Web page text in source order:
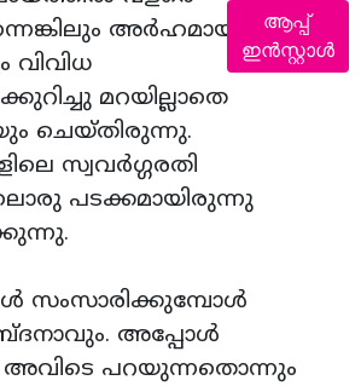
അർഹമായ
മറയില്ലാതെ
ചെയ്തിരുന്നു.
സ്വവർഗ്ഗരതി
പടക്കമായിരുന്നു
സംസാരിക്കുമ്പോൾ
അപ്പോൾ
അവിടെ പറയുന്നതൊന്നും
ആപ്പ്
ഇൻസ്റ്റാൾ